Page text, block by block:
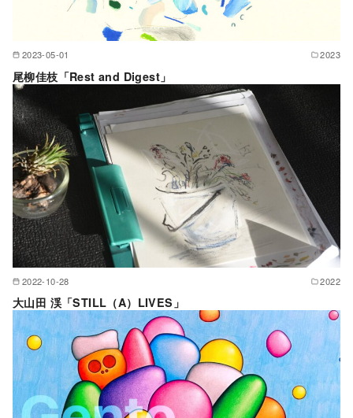
2023-05-01 2023
尾柳佳枝「Rest and Digest」
2022-10-28 2022
大山田 渓「STILL（A）LIVES」